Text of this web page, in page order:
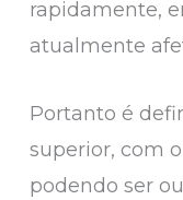
rapidamente,
atualmente
Portanto é
superior, com
podendo ser